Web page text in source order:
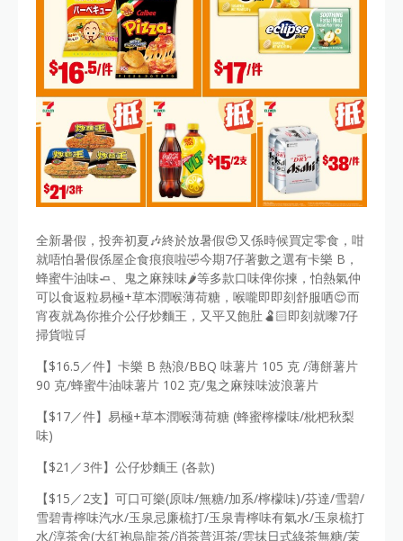
全新暑假，投奔初夏🎶終於放暑假😍又係時候買定零食，咁
就唔怕暑假係屋企食痕痕啦🤣今期7仔著數之選有卡樂 B，
蜂蜜牛油味🧈、鬼之麻辣味🌶️等多款口味俾你揀，怕熱氣仲
可以食返粒易極+草本潤喉薄荷糖，喉嚨即即刻舒服哂😌而
宵夜就為你推介公仔炒麵王，又平又飽肚🫃🏻即刻就嚟7仔
掃貨啦🛒
【$16.5／件】卡樂 B 熱浪/BBQ 味薯片 105 克 /薄餅薯片
90 克/蜂蜜牛油味薯片 102 克/鬼之麻辣味波浪薯片
【$17／件】易極+草本潤喉薄荷糖 (蜂蜜檸檬味/枇杷秋梨
味)
【$21／3件】公仔炒麵王 (各款)
【$15／2支】可口可樂(原味/無糖/加系/檸檬味)/芬達/雪碧/
雪碧青檸味汽水/玉泉忌廉梳打/玉泉青檸味有氣水/玉泉梳打
水/淳茶舍(大紅袍烏龍茶/消茶普洱茶/雲抹日式綠茶無糖/茉